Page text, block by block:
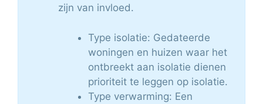
zijn van invloed.
Type isolatie: Gedateerde
woningen en huizen waar het
ontbreekt aan isolatie dienen
prioriteit te leggen op isolatie.
Type verwarming: Een